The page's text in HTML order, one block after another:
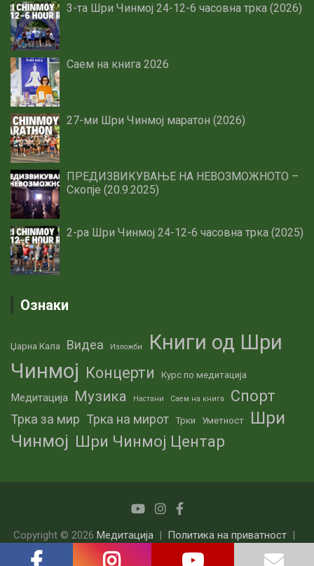
3-та Шри Чинмој 24-12-6 часовна трка (2026)
Саем на книга 2026
27-ми Шри Чинмој маратон (2026)
ПРЕДИЗВИКУВАЊЕ НА НЕВОЗМОЖНОТО –
Скопје (20.9.2025)
2-ра Шри Чинмој 24-12-6 часовна трка (2025)
Ознаки
Џарна Кала Видеа Изложби
Книги од Шри
Чинмој Концерти Курс по медитација
Медитација Музика Настани Саем на книга Спорт
Трка за мир Трка на мирот Трки Уметност
Шри
Чинмој Шри Чинмој Центар
Copyright © 2026 Медитација
Политика на приватност
Theme by:
Theme Horse Proudly Powered by: WordPress